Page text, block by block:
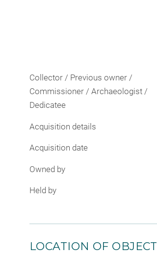
Collector / Previous owner /
Commissioner / Archaeologist /
Dedicatee
Acquisition details
Acquisition date
Owned by
Held by
LOCATION OF OBJECT